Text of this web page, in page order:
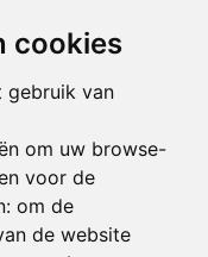
cookies
gebruik van
om uw browse-
voor de
om de
de website